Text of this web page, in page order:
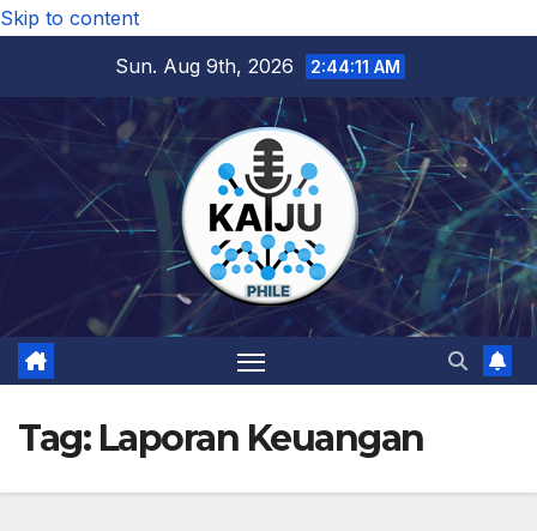
Skip to content
Sun. Aug 9th, 2026
2:44:12 AM
Tag: Laporan Keuangan